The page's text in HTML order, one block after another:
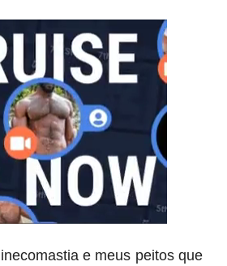
e meus peitos que